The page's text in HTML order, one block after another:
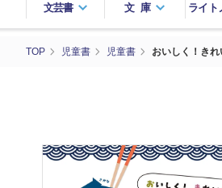
文芸書 文庫 ライト
TOP 児童書 児童書 おいしく！き